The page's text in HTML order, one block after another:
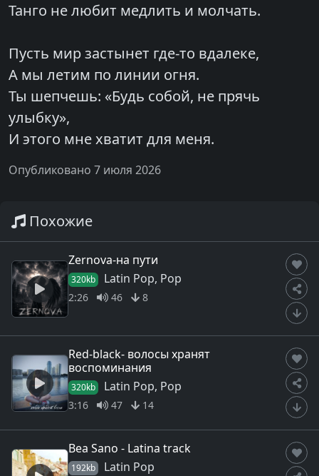
Танго не любит медлить и молчать.
Пусть мир застынет где-то вдалеке,
А мы летим по линии огня.
Ты шепчешь: «Будь собой, не прячь
улыбку»,
И этого мне хватит для меня.
Опубликовано 7 июля 2026
Похожие
Zernova-на пути
320kb Latin Pop, Pop
2:26 46 8
Red-black- волосы хранят
воспоминания
320kb Latin Pop, Pop
3:16 47 14
Bea Sano - Latina track
192kb Latin Pop